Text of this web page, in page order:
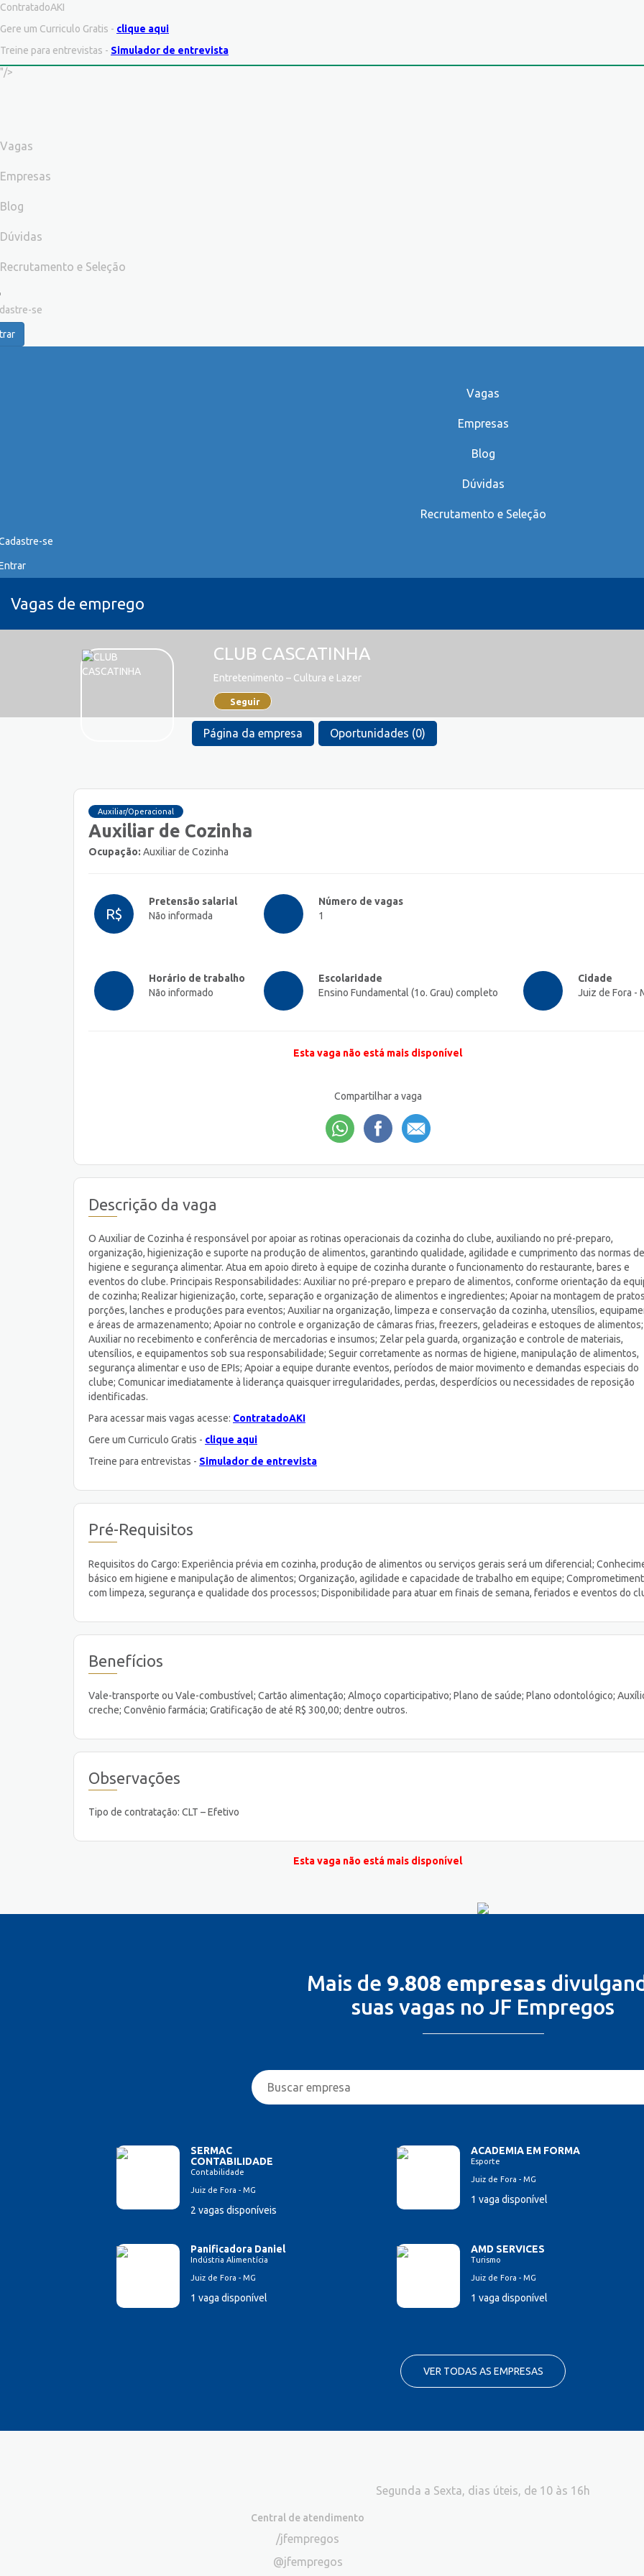
ContratadoAKI
Gere um Curriculo Gratis - clique aqui
Treine para entrevistas - Simulador de entrevista
"/>
Vagas
Empresas
Blog
Dúvidas
Recrutamento e Seleção
se
Vagas
Empresas
Blog
Dúvidas
Recrutamento e Seleção
se
Vagas de emprego
CLUB CASCATINHA
Entretenimento – Cultura e Lazer
Seguir
Página da empresa Oportunidades (0)
Auxiliar/Operacional
Auxiliar de Cozinha
Ocupação: Auxiliar de Cozinha
R$
Pretensão salarial
Não informada
Número de vagas
1
Horário de trabalho
Não informado
Escolaridade
Ensino Fundamental (1o. Grau) completo
Cidade
Juiz de Fora -
Esta vaga não está mais disponível
Compartilhar a vaga
Descrição da vaga
O Auxiliar de Cozinha é responsável por apoiar as rotinas operacionais da cozinha do clube, auxiliando no pré-preparo,
organização, higienização e suporte na produção de alimentos, garantindo qualidade, agilidade e cumprimento das normas de
higiene e segurança alimentar. Atua em apoio direto à equipe de cozinha durante o funcionamento do restaurante, bares e
eventos do clube. Principais Responsabilidades: Auxiliar no pré-preparo e preparo de alimentos, conforme orientação da
de cozinha; Realizar higienização, corte, separação e organização de alimentos e ingredientes; Apoiar na montagem de
porções, lanches e produções para eventos; Auxiliar na organização, limpeza e conservação da cozinha, utensílios,
e áreas de armazenamento; Apoiar no controle e organização de câmaras frias, freezers, geladeiras e estoques de alimentos;
Auxiliar no recebimento e conferência de mercadorias e insumos; Zelar pela guarda, organização e controle de materiais,
utensílios, e equipamentos sob sua responsabilidade; Seguir corretamente as normas de higiene, manipulação de alimentos,
segurança alimentar e uso de EPIs; Apoiar a equipe durante eventos, períodos de maior movimento e demandas especiais do
clube; Comunicar imediatamente à liderança quaisquer irregularidades, perdas, desperdícios ou necessidades de reposição
identificadas.
Para acessar mais vagas acesse: ContratadoAKI
Gere um Curriculo Gratis - clique aqui
Treine para entrevistas - Simulador de entrevista
Pré-Requisitos
Requisitos do Cargo: Experiência prévia em cozinha, produção de alimentos ou serviços gerais será um diferencial;
básico em higiene e manipulação de alimentos; Organização, agilidade e capacidade de trabalho em equipe;
com limpeza, segurança e qualidade dos processos; Disponibilidade para atuar em finais de semana, feriados e eventos do
Benefícios
Vale-transporte ou Vale-combustível; Cartão alimentação; Almoço coparticipativo; Plano de saúde; Plano odontológico;
creche; Convênio farmácia; Gratificação de até R$ 300,00; dentre outros.
Observações
Tipo de contratação: CLT – Efetivo
Esta vaga não está mais disponível
Mais de 9.808 empresas
suas vagas no JF Empregos
SERMAC
CONTABILIDADE
Contabilidade
Juiz de Fora - MG
2 vagas disponíveis
ACADEMIA EM FORMA
Esporte
Juiz de Fora - MG
1 vaga disponível
Panificadora Daniel
Indústria Alimentícia
Juiz de Fora - MG
1 vaga disponível
AMD SERVICES
Turismo
Juiz de Fora - MG
1 vaga disponível
VER TODAS AS EMPRESAS
Segunda a Sexta, dias úteis, de 10 às 16h
Central de atendimento
/jfempregos
@jfempregos